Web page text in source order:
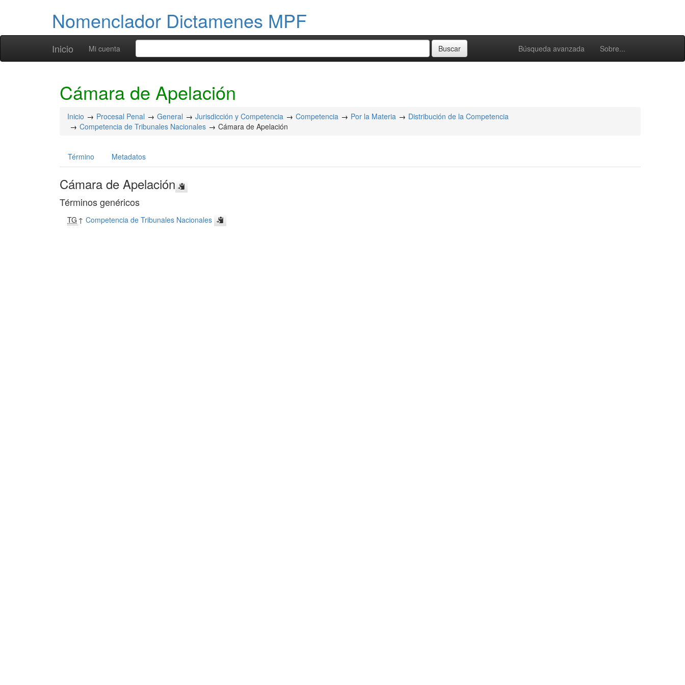
Nomenclador Dictamenes MPF
Inicio Búsqueda avanzada Sobre...
Mi cuenta
Cámara de Apelación
Inicio Procesal Penal General Jurisdicción y Competencia Competencia Por la Materia
Distribución de la Competencia
Competencia de Tribunales Nacionales
Cámara de Apelación
Término Metadatos
Cámara de Apelación
Términos genéricos
TG ↑Competencia de Tribunales Nacionales